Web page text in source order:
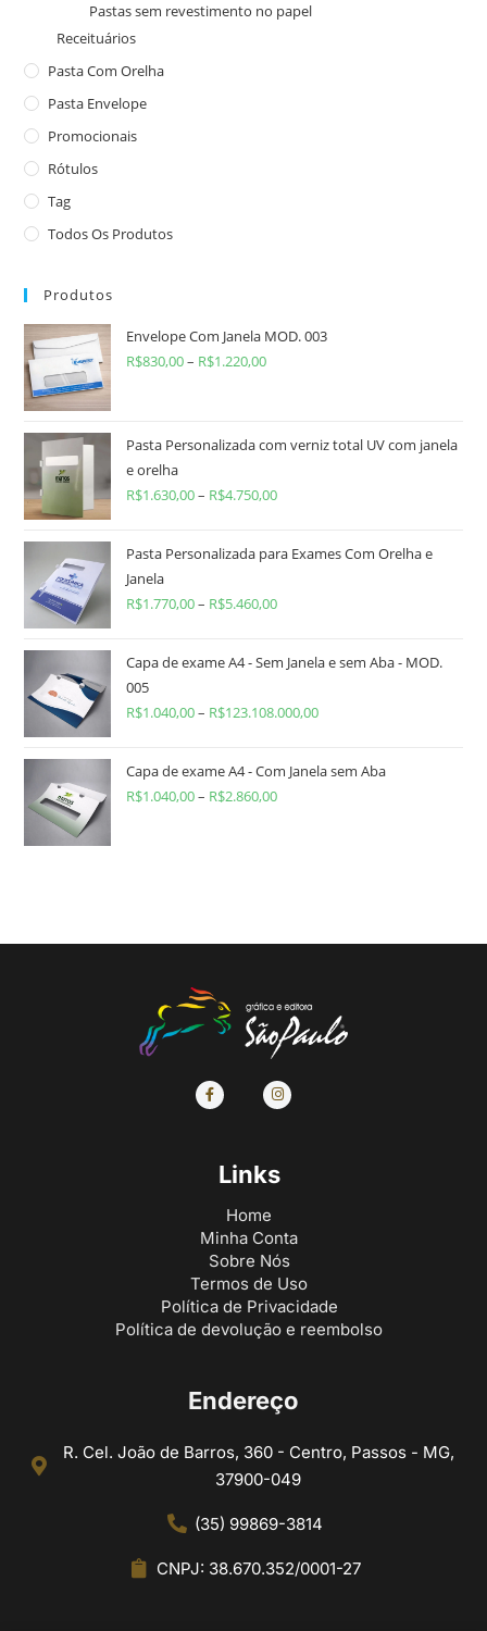
Pastas sem revestimento no papel
Receituários
Pasta Com Orelha
Pasta Envelope
Promocionais
Rótulos
Tag
Todos Os Produtos
Produtos
Envelope Com Janela MOD. 003
R$830,00– R$1.220,00
Pasta Personalizada com verniz total UV com janela
e orelha
R$1.630,00– R$4.750,00
Pasta Personalizada para Exames Com Orelha e
Janela
R$1.770,00– R$5.460,00
Capa de exame A4 - Sem Janela e sem Aba - MOD.
005
R$1.040,00– R$123.108.000,00
Capa de exame A4 - Com Janela sem Aba
R$1.040,00– R$2.860,00
Links
Home
Minha Conta
Sobre Nós
Termos de Uso
Política de Privacidade
Política de devolução e reembolso
Endereço
R. Cel. João de Barros, 360 - Centro, Passos - MG,
37900-049
(35) 99869-3814
CNPJ: 38.670.352/0001-27